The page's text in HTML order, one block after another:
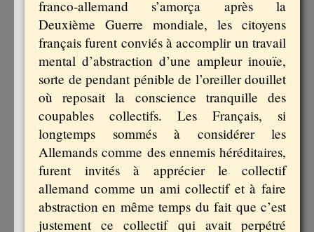
franco-allemand s’amorça après la
Deuxième Guerre mondiale, les citoyens
français furent conviés à accomplir un travail
mental d’abstraction d’une ampleur inouïe,
sorte de pendant pénible de l’oreiller douillet
où reposait la conscience tranquille des
coupables collectifs. Les Français, si
longtemps sommés à considérer les
Allemands comme des ennemis héréditaires,
furent invités à apprécier le collectif
allemand comme un ami collectif et à faire
abstraction en même temps du fait que c’est
justement ce collectif qui avait perpétré